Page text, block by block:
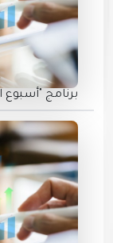
برنامج "أسبوع